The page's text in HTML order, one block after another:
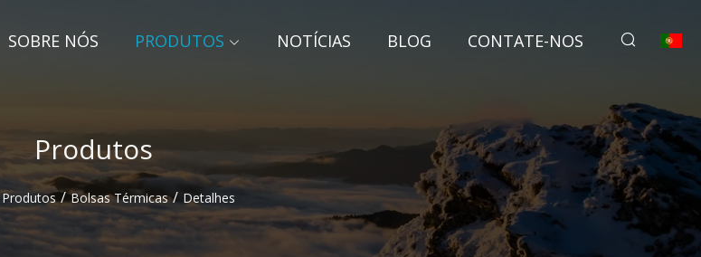
SOBRE NÓS PRODUTOS NOTÍCIAS BLOG CONTATE-NOS
Produtos
Produtos / Bolsas Térmicas / Detalhes